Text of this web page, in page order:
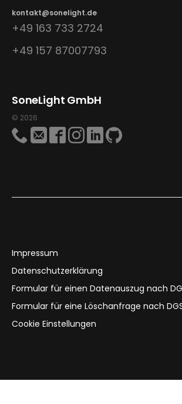
kontakt@sonelight.de
+49 163 733 2724
+49 157 87007793
SoneLight GmbH
© 2026
Impressum
Datenschutzerklärung
Formular für einen Datenauszug nach
Formular für eine Löschanfrage nach
Cookie Einstellungen